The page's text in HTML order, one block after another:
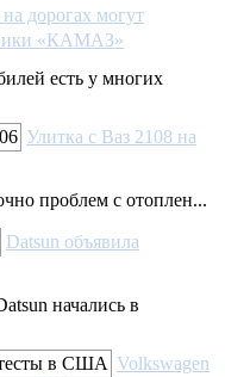
на дорогах могут
«КАМАЗ»
есть у многих
Улитка с Ваз 2108 на
проблем с отоплен...
Datsun объявила
начались в
Volkswagen